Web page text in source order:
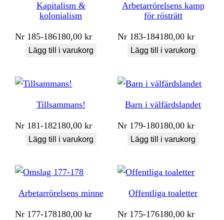
Kapitalism &
kolonialism
Nr 185-186180,00kr
Lägg till i varukorg
Arbetarrörelsens kamp
för rösträtt
Nr 183-184180,00kr
Lägg till i varukorg
Tillsammans!
Nr 181-182180,00kr
Lägg till i varukorg
Barn i välfärdslandet
Nr 179-180180,00kr
Lägg till i varukorg
Arbetarrörelsens minne
Nr 177-178180,00kr
Offentliga toaletter
Nr 175-176180,00kr